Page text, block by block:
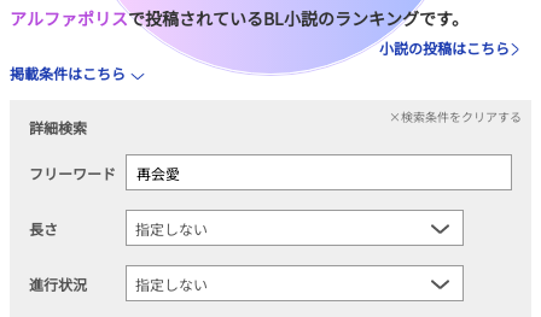
アルファポリスで投稿されているBL小説のランキングです。
小説の投稿はこちら
掲載条件はこちら
詳細検索
×検索条件をクリアする
フリーワード
長さ
進行状況